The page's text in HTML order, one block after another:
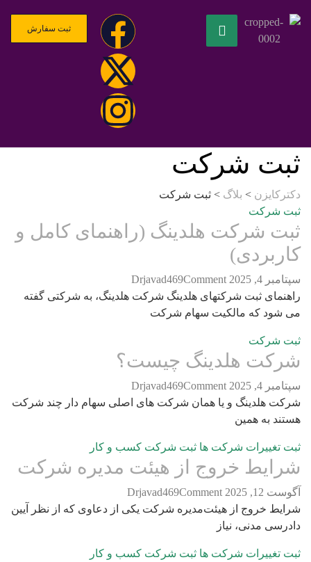
ثبت سفارش
شرکت
>بلاگ> ثبت شرکت
شرکت هلدینگ (راهنمای کامل و
2025
Drjavad469Comment
ثبت شرکتهای هلدینگ شرکت هلدینگ، به شرکتی گفته
که مالکیت سهام شرکت
هلدینگ چیست؟
2025
Drjavad469Comment
هلدینگ و یا همان شرکت های اصلی سهام دار چند شرکت
به همین
شرکت ها ثبت شرکت کسب و کار
خروج از هیئت‌ مدیره شرکت
2025
Drjavad469Comment
خروج از هیئت‌مدیره شرکت یکی از دعاوی که از نظر آیین
مدنی، نیاز
شرکت ها ثبت شرکت کسب و کار